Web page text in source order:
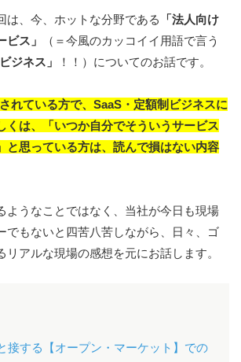
は、今、ホットな分野である
「法人向け
ス」
（＝今風のカッコイイ用語で言う
ジネス」 ！！）についてのお話です。
れている方で、SaaS・定額制ビジネスに
くは、「いつか自分でそういうサービス
と思っている方は、読んで損はない内容
ようなことではなく、当社が今日も現場
でもないと四苦八苦しながら、日々、ゴ
リアルな現場の感想を元にお話します。
接する【オープン・マーケット】での